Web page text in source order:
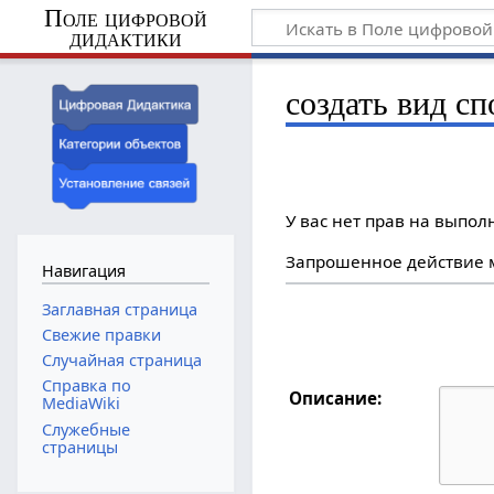
Поле цифровой
дидактики
создать вид
У вас нет прав на
Запрошенное действие
Описание:
Навигация
Заглавная страница
Свежие правки
Случайная страница
Справка по
MediaWiki
Служебные
страницы